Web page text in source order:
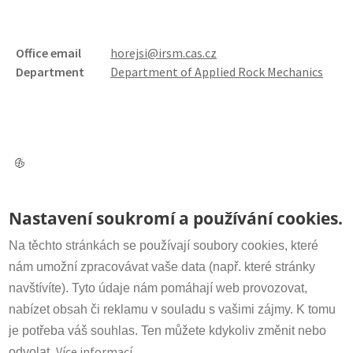
Office email
horejsi@irsm.cas.cz
Department
Department of Applied Rock Mechanics
Secretariat:+420 266 009 318
irsm@irsm.cas.cz
Important Links
www.avcr.cz
Nastavení soukromí a používání cookies.
Na těchto stránkách se používají soubory cookies, které
nám umožní zpracovávat vaše data (např. které stránky
navštívíte). Tyto údaje nám pomáhají web provozovat,
nabízet obsah či reklamu v souladu s vašimi zájmy. K tomu
je potřeba váš souhlas. Ten můžete kdykoliv změnit nebo